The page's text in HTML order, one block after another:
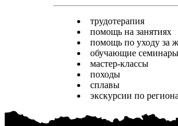
трудотерапия
помощь на занятиях
помощь по уходу за
обучающие семинары
мастер-классы
походы
сплавы
экскурсии по